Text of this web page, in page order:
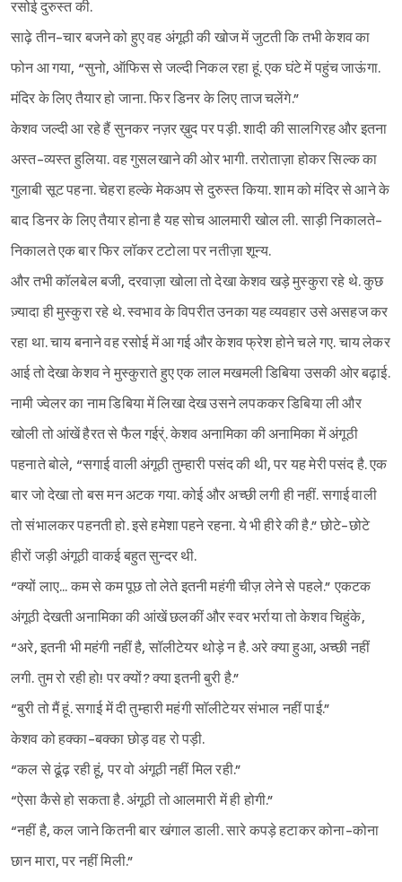
रसोई दुरुस्त की.
साढ़े तीन-चार बजने को हुए वह अंगूठी की खोज में जुटती कि तभी केशव का
फोन आ गया, “सुनो, ऑफिस से जल्दी निकल रहा हूं. एक घंटे में पहुंच जाऊंगा.
मंदिर के लिए तैयार हो जाना. फिर डिनर के लिए ताज चलेंगे.”
केशव जल्दी आ रहे हैं सुनकर नज़र ख़ुद पर पड़ी. शादी की सालगिरह और इतना
अस्त-व्यस्त हुलिया. वह गुसलखाने की ओर भागी. तरोताज़ा होकर सिल्क का
गुलाबी सूट पहना. चेहरा हल्के मेकअप से दुरुस्त किया. शाम को मंदिर से आने के
बाद डिनर के लिए तैयार होना है यह सोच आलमारी खोल ली. साड़ी निकालते-
निकालते एक बार फिर लॉकर टटोला पर नतीज़ा शून्य.
और तभी कॉलबेल बजी, दरवाज़ा खोला तो देखा केशव खड़े मुस्कुरा रहे थे. कुछ
ज़्यादा ही मुस्कुरा रहे थे. स्वभाव के विपरीत उनका यह व्यवहार उसे असहज कर
रहा था. चाय बनाने वह रसोई में आ गई और केशव फ्रेश होने चले गए. चाय लेकर
आई तो देखा केशव ने मुस्कुराते हुए एक लाल मखमली डिबिया उसकी ओर बढ़ाई.
नामी ज्वेलर का नाम डिबिया में लिखा देख उसने लपककर डिबिया ली और
खोली तो आंखें हैरत से फैल गईर्ं. केशव अनामिका की अनामिका में अंगूठी
पहनाते बोले, “सगाई वाली अंगूठी तुम्हारी पसंद की थी, पर यह मेरी पसंद है. एक
बार जो देखा तो बस मन अटक गया. कोई और अच्छी लगी ही नहीं. सगाई वाली
तो संभालकर पहनती हो. इसे हमेशा पहने रहना. ये भी हीरे की है.” छोटे-छोटे
हीरों जड़ी अंगूठी वाकई बहुत सुन्दर थी.
“क्यों लाए... कम से कम पूछ तो लेते इतनी महंगी चीज़ लेने से पहले.” एकटक
अंगूठी देखती अनामिका की आंखें छलकीं और स्वर भर्राया तो केशव चिहुंके,
“अरे, इतनी भी महंगी नहीं है, सॉलीटेयर थोड़े न है. अरे क्या हुआ, अच्छी नहीं
लगी. तुम रो रही हो! पर क्यों? क्या इतनी बुरी है.”
“बुरी तो मैं हूं. सगाई में दी तुम्हारी महंगी सॉलीटेयर संभाल नहीं पाई.”
केशव को हक्का-बक्का छोड़ वह रो पड़ी.
“कल से ढूंढ़ रही हूं, पर वो अंगूठी नहीं मिल रही.”
“ऐसा कैसे हो सकता है. अंगूठी तो आलमारी में ही होगी.”
“नहीं है, कल जाने कितनी बार खंगाल डाली. सारे कपड़े हटाकर कोना-कोना
छान मारा, पर नहीं मिली.”